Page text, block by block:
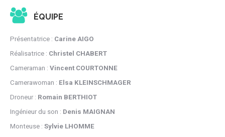
ÉQUIPE
Présentatrice : Carine AIGO
Réalisatrice : Christel CHABERT
Cameraman : Vincent COURTONNE
Camerawoman : Elsa KLEINSCHMAGER
Droneur : Romain BERTHIOT
Ingénieur du son : Denis MAIGNAN
Monteuse : Sylvie LHOMME